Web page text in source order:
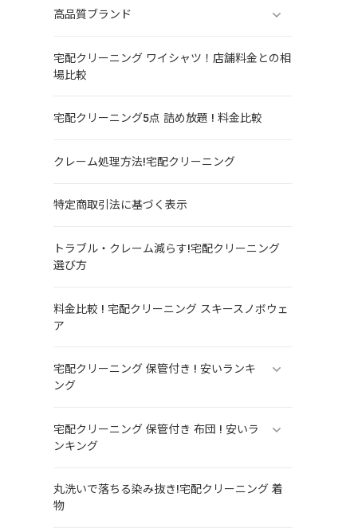
高品質ブランド
宅配クリーニング ワイシャツ！店舗料金との相
場比較
宅配クリーニング5点 詰め放題 ! 料金比較
クレーム処理方法!宅配クリーニング
特定商取引法に基づく表示
トラブル・クレーム減らす!宅配クリーニング
選び方
料金比較 ! 宅配クリーニング スキースノボウェ
ア
宅配クリーニング 保管付き ! 安いランキ
ング
宅配クリーニング 保管付き 布団 ! 安いラ
ンキング
丸洗いで落ちる染み抜き!宅配クリーニング 着
物